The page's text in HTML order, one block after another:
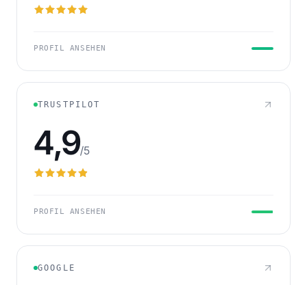
PROFIL ANSEHEN
TRUSTPILOT
4,9/5
PROFIL ANSEHEN
GOOGLE